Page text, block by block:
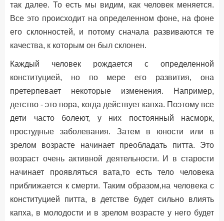
так далее. То есть мы видим, как человек меняется.
Все это происходит на определенном фоне, на фоне
его склонностей, и потому сначала развиваются те
качества, к которым он был склонен.
Каждый человек рождается с определенной
конституцией, но по мере его развития, она
претерпевает некоторые изменения. Например,
детство - это пора, когда действует капха. Поэтому все
дети часто болеют, у них постоянный насморк,
простудные заболевания. Затем в юности или в
зрелом возрасте начинает преобладать питта. Это
возраст очень активной деятельности. И в старости
начинает проявляться вата,то есть тело человека
приближается к смерти. Таким образом,на человека с
конституцией питта, в детстве будет сильно влиять
капха, в молодости и в зрелом возрасте у него будет